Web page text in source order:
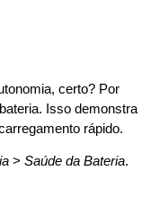
certo? Por
Isso demonstra
rápido.
> Saúde da Bateria.